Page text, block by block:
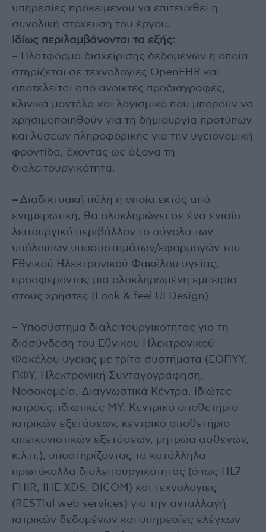
υπηρεσίες προκειμένου να επιτευχθεί η
συνολική στόχευση του έργου.
Ιδίως περιλαμβάνονται τα εξής:
– Πλατφόρμα διαχείρισης δεδομένων η οποία
στηρίζεται σε τεχνολογίες OpenEHR και
αποτελείται από ανοικτές προδιαγραφές,
κλινικά μοντέλα και λογισμικό που μπορούν να
χρησιμοποιηθούν για τη δημιουργία προτύπων
και λύσεων πληροφορικής για την υγειονομική
φροντίδα, έχοντας ως άξονα τη
διαλειτουργικότητα.
– Διαδικτυακή πύλη η οποία εκτός από
ενημερωτική, θα ολοκληρώνει σε ένα ενιαίο
λειτουργικό περιβάλλον το σύνολο των
υπόλοιπων υποσυστημάτων/εφαρμογών του
Εθνικού Ηλεκτρονικού Φακέλου υγείας,
προσφέροντας μια ολοκληρωμένη εμπειρία
στους χρήστες (Look & feel UI Design).
– Υποσύστημα διαλειτουργικότητας για τη
διασύνδεση του Εθνικού Ηλεκτρονικού
Φακέλου υγείας με τρίτα συστήματα (ΕΟΠΥΥ,
ΠΦΥ, Ηλεκτρονική Συνταγογράφηση,
Νοσοκομεία, Διαγνωστικά Κέντρα, Ιδιώτες
ιατρούς, ιδιωτικές ΜΥ, Κεντρικό αποθετήριο
ιατρικών εξετάσεων, κεντρικό αποθετήριο
απεικονιστικών εξετάσεων, μητρώα ασθενών,
κ.λ.π.), υποστηρίζοντας τα κατάλληλα
πρωτόκολλα διαλειτουργικότητας (όπως HL7
FHIR, ΙΗΕ XDS, DICOM) και τεχνολογίες
(RESTful web services) για την ανταλλαγή
ιατρικών δεδομένων και υπηρεσίες ελέγχων